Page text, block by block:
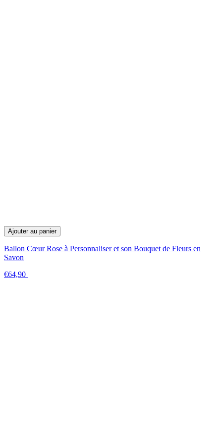
Ajouter au panier
Ballon Cœur Rose à Personnaliser et son Bouquet de Fleurs en
Savon
€64,90